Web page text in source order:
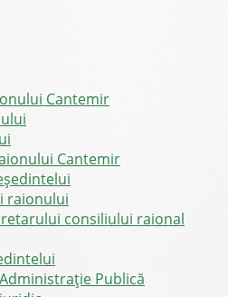
Cantemir
Cantemir
raionului
consiliului raional
Publică